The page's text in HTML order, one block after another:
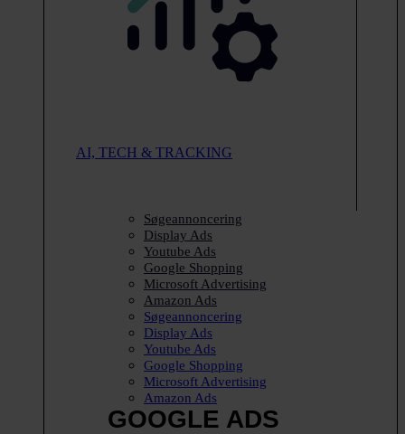
AI, TECH & TRACKING
Søgeannoncering
Display Ads
Youtube Ads
Google Shopping
Microsoft Advertising
Amazon Ads
Søgeannoncering
Display Ads
Youtube Ads
Google Shopping
Microsoft Advertising
Amazon Ads
GOOGLE ADS